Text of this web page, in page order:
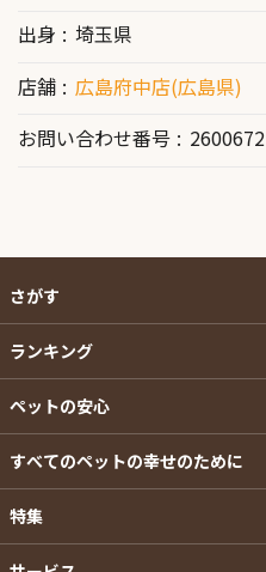
出身
埼玉県
店舗
広島府中店(広島県)
お問い合わせ番号
2600672
さがす
ランキング
ペットの安心
すべてのペットの幸せのために
特集